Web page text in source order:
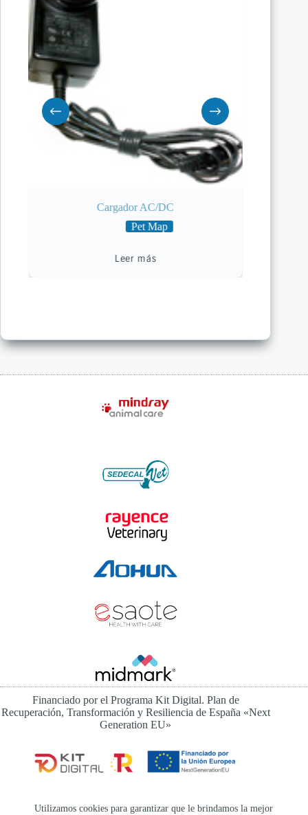
Utilizamos cookies para garantizar que le brindamos la mejor
Cargador AC/DC
Pet Map
Leer más
Financiado por el Programa Kit Digital. Plan de
Recuperación, Transformación y Resiliencia de España «Next
Generation EU»
Instagram